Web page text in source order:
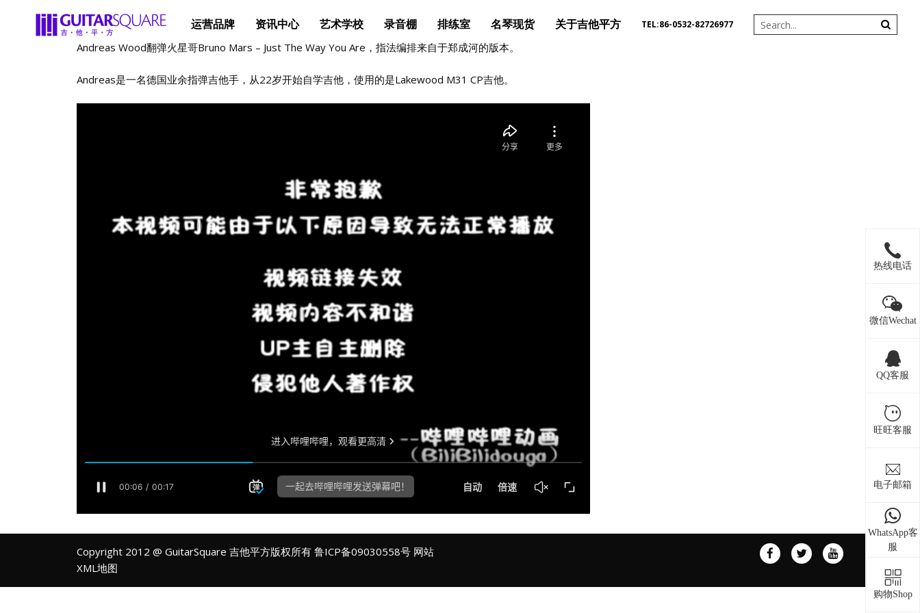
运营品牌 资讯中心 艺术学校 录音棚 排练室 名琴现货 关于吉他平方 TEL:86-0532-82726977
Andreas Wood翻弹火星哥Bruno Mars – Just The Way You Are，指法编排来自于郑成河的版本。
Andreas是一名德国业余指弹吉他手，从22岁开始自学吉他，使用的是Lakewood M31 CP吉他。
热线电话
微信Wechat
QQ客服
旺旺客服
电子邮箱
WhatsApp客
服
购物Shop
Copyright 2012 @ GuitarSquare 吉他平方版权所有 鲁ICP备09030558号 网站
XML地图